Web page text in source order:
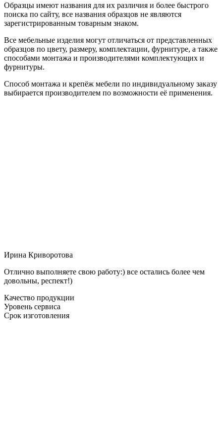
Образцы имеют названия для их различия и более быстрого
поиска по сайту, все названия образцов не являются
зарегистрированным товарным знаком.
Все мебельные изделия могут отличаться от представленных
образцов по цвету, размеру, комплектации, фурнитуре, а также
способами монтажа и производителями комплектующих и
фурнитуры.
Способ монтажа и крепёж мебели по индивидуальному заказу
выбирается производителем по возможности её применения.
Ирина Криворотова
Отлично выполняете свою работу:) все остались более чем
довольны, респект!)
Качество продукции
Уровень сервиса
Срок изготовления